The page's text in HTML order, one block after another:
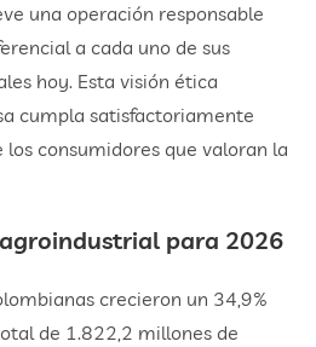
una operación responsable
a cada uno de sus
hoy. Esta visión ética
cumpla satisfactoriamente
consumidores que valoran la
para 2026
crecieron un 34,9%
de 1.822,2 millones de